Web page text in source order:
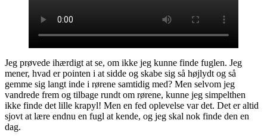
Jeg prøvede ihærdigt at se, om ikke jeg kunne finde fuglen. Jeg
mener, hvad er pointen i at sidde og skabe sig så højlydt og så
gemme sig langt inde i rørene samtidig med? Men selvom jeg
vandrede frem og tilbage rundt om rørene, kunne jeg simpelthen
ikke finde det lille krapyl! Men en fed oplevelse var det. Det er altid
sjovt at lære endnu en fugl at kende, og jeg skal nok finde den en
dag.